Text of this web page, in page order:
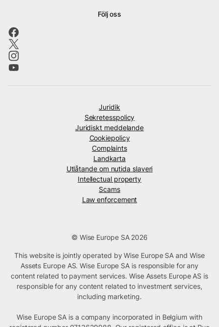
Följ oss
Juridik
Sekretesspolicy
Juridiskt meddelande
Cookiepolicy
Complaints
Landkarta
Utlåtande om nutida slaveri
Intellectual property
Scams
Law enforcement
© Wise Europe SA 2026
This website is jointly operated by Wise Europe SA and Wise
Assets Europe AS. Wise Europe SA is responsible for any
content related to payment services. Wise Assets Europe AS is
responsible for any content related to investment services,
including marketing.
Wise Europe SA is a company incorporated in Belgium with